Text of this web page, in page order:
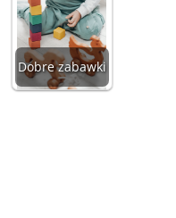
Dobre zabawki